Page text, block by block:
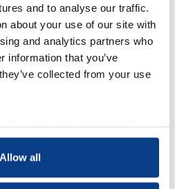
and to analyse our traffic.
about your use of our site with
and analytics partners who
information that you’ve
collected from your use
Allow all